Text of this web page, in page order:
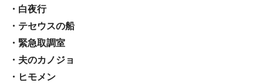
・白夜行
・テセウスの船
・緊急取調室
・夫のカノジョ
・ヒモメン